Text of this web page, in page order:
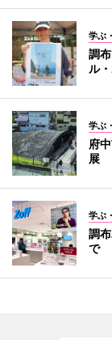
学ぶ
調
ル
学ぶ
府
展
学ぶ
調
で